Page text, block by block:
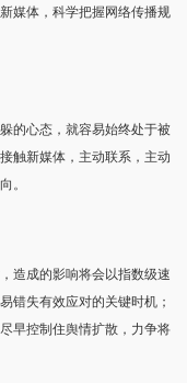
媒体，科学把握网络传播规
的心态，就容易始终处于被
触新媒体，主动联系，主动
。
造成的影响将会以指数级速
错失有效应对的关键时机；
早控制住舆情扩散，力争将